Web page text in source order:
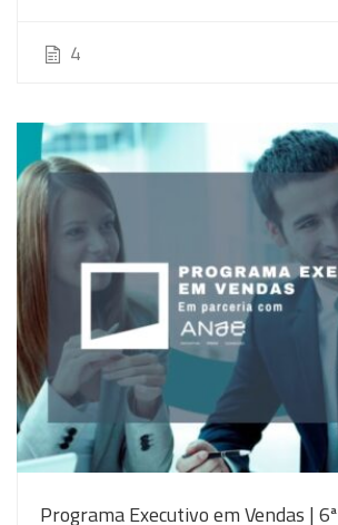
4
Programa Executivo em Vendas |